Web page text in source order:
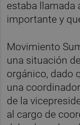
estaba llamada
importante y
Movimiento
una situación
orgánico, dado
una
de la
al cargo de